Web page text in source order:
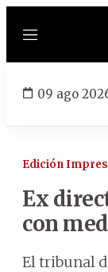
Menú
09 ago
Edición
Ex
con
El tribunal